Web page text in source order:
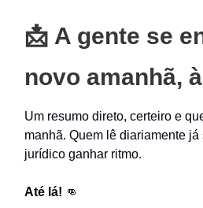
📩 A gente se
novo amanhã,
Um resumo direto, certeiro e
manhã. Quem lê diariamente
jurídico ganhar ritmo.
Até lá! 👊